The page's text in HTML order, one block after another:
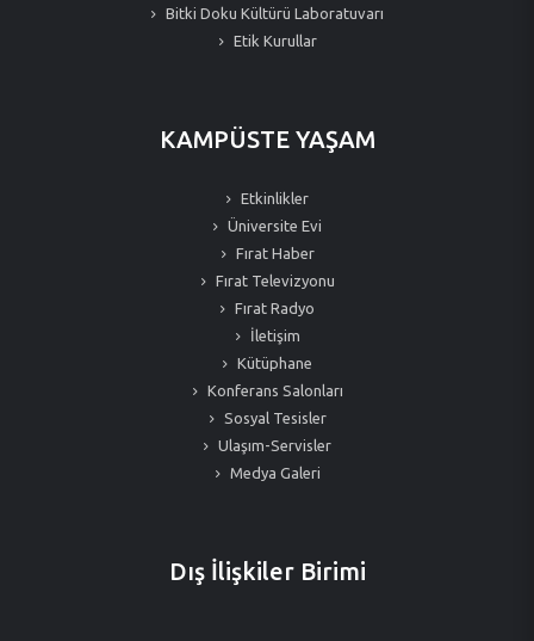
Bitki Doku Kültürü Laboratuvarı
Etik Kurullar
KAMPÜSTE YAŞAM
Etkinlikler
Üniversite Evi
Fırat Haber
Fırat Televizyonu
Fırat Radyo
İletişim
Kütüphane
Konferans Salonları
Sosyal Tesisler
Ulaşım-Servisler
Medya Galeri
Dış İlişkiler Birimi